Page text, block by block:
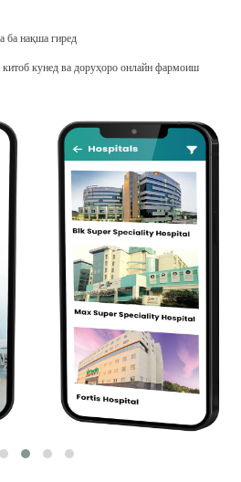
ба нақша гиред
кунед ва доруҳоро онлайн фармоиш